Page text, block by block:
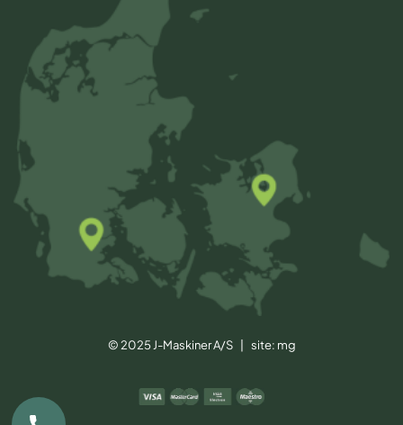
© 2025 J-Maskiner A/S | site: mg